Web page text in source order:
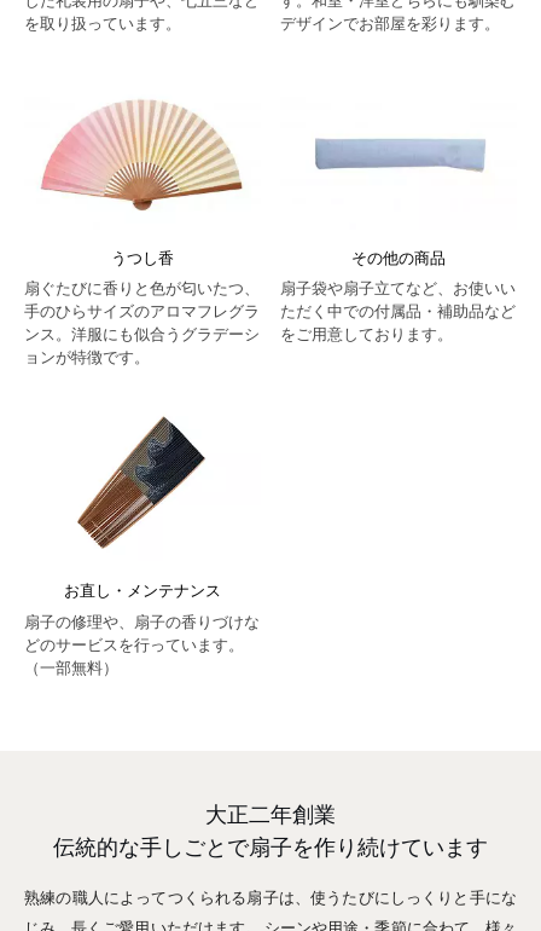
を取り扱っています。
デザインでお部屋を彩ります。
うつし香
扇ぐたびに香りと色が匂いたつ、
手のひらサイズのアロマフレグラ
ンス。洋服にも似合うグラデーシ
ョンが特徴です。
その他の商品
扇子袋や扇子立てなど、お使いい
ただく中での付属品・補助品など
をご用意しております。
お直し・メンテナンス
扇子の修理や、扇子の香りづけな
どのサービスを行っています。
（一部無料）
大正二年創業
伝統的な手しごとで扇子を作り続けています
熟練の職人によってつくられる扇子は、 使うたびにしっくりと手にな